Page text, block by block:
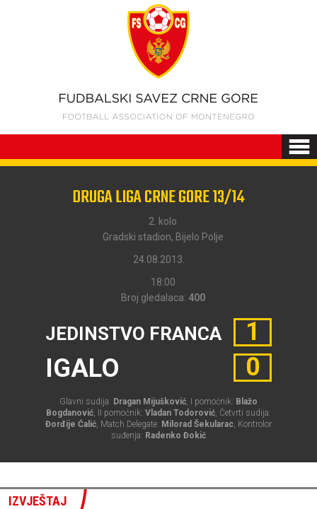
DRUGA LIGA CRNE GORE 13/14
2. kolo
Gradski stadion, Bijelo Polje
24.08.2013.
18:00
Broj gledalaca: 400
JEDINSTVO FRANCA
IGALO
1
0
Glavni sudija: Dragan Mijušković, I pomoćnik: Blažo
Bogdanović, II pomoćnik: Vladan Todorović, Četvrti sudija:
Đorđije Ćalić, Match Delegate: Milorad Šekularac, Kontrolor
suđenja: Radenko Đokić
IZVJEŠTAJ